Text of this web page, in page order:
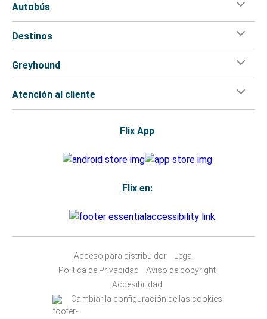
Autobús
Destinos
Greyhound
Atención al cliente
Flix App
Flix en:
Acceso para distribuidor
Legal
Política de Privacidad
Aviso de copyright
Accesibilidad
Cambiar la configuración de las cookies